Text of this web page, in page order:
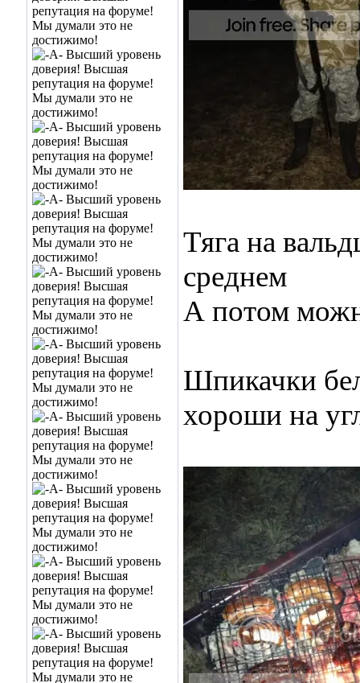
Тяга на
среднем
А потом
Шпикачки
хороши на